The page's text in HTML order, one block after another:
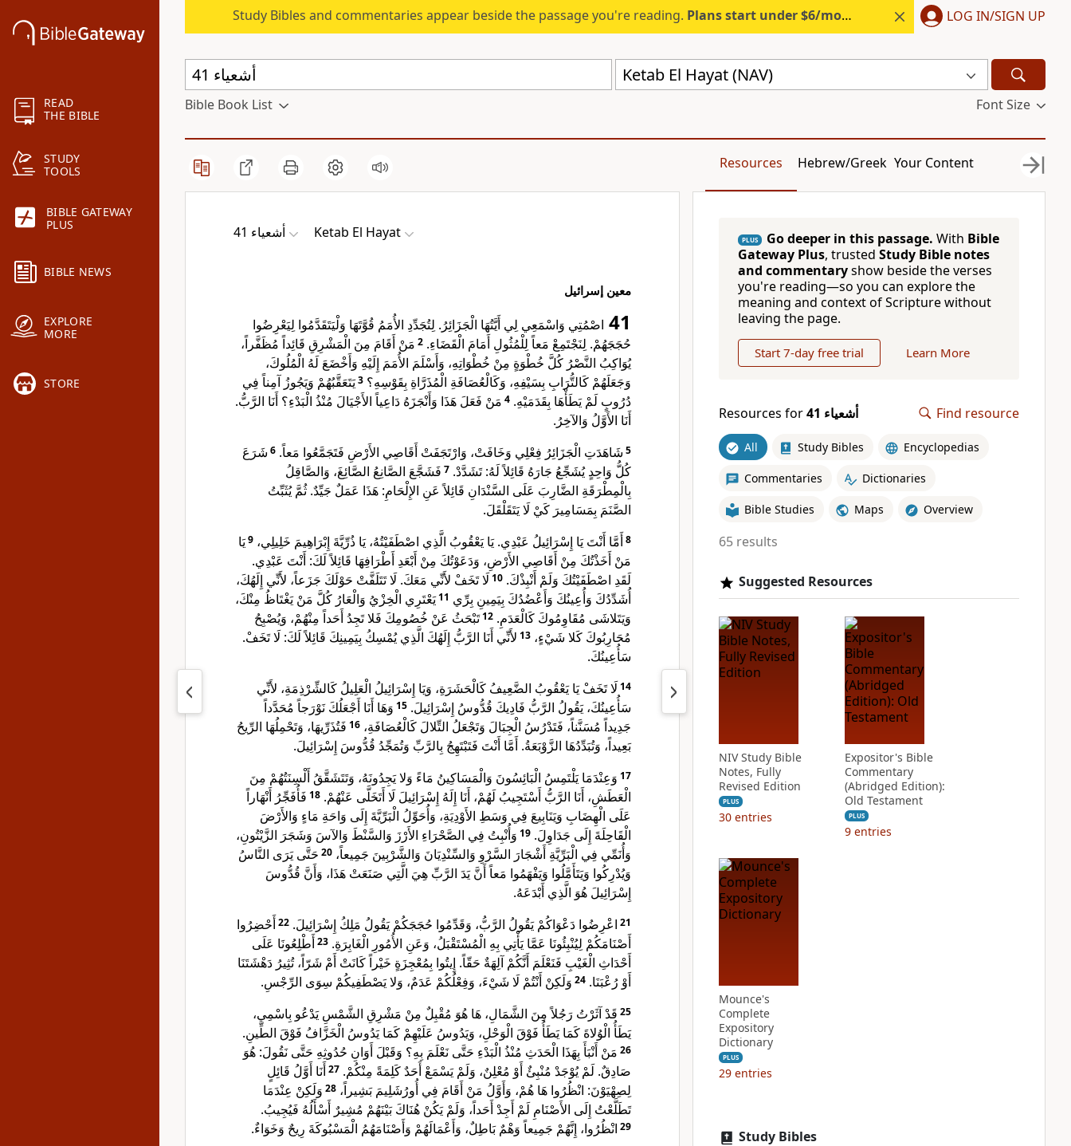
READ
THE BIBLE
STUDY
TOOLS
BIBLE GATEWAY
PLUS
BIBLE NEWS
EXPLORE
MORE
STORE
Study Bibles and commentaries appear beside the passage you're reading. Plans start under $6/month. Start free. LOG IN/SIGN UP
Ketab El Hayat (NAV)
Bible Book List Font Size
Resources Hebrew/Greek Your Content
ﺃﺷﻌﻴﺎء 41 Ketab El Hayat
معين إسرائيل
41 اصْمُتِي وَاسْمَعِي لِي أَيَّتُهَا الْجَزَائِرُ. لِتُجَدِّدِ الأُمَمُ قُوَّتَهَا وَلْيَتَقَدَّمُوا لِيَعْرِضُوا
حُجَجَهُمْ. لِنَجْتَمِعْ مَعاً لِلْمُثُولِ أَمَامَ الْقَضَاءِ.2 مَنْ أَقَامَ مِنَ الْمَشْرِقِ قَائِداً مُظَفَّراً،
يُوَاكِبُ النَّصْرُ كُلَّ خُطْوَةٍ مِنْ خُطْوَاتِهِ، وَأَسْلَمَ الأُمَمَ إِلَيْهِ وَأَخْضَعَ لَهُ الْمُلُوكَ،
وَجَعَلَهُمْ كَالتُّرَابِ بِسَيْفِهِ، وَكَالْعُصَافَةِ الْمُذَرَّاةِ بِقَوْسِهِ؟3يَتَعَقَّبُهُمْ وَيَجُوزُ آمِناً فِي
دُرُوبٍ لَمْ يَطَأْهَا بِقَدَمَيْهِ.4 مَنْ فَعَلَ هَذَا وَأَنْجَزَهُ دَاعِياً الأَجْيَالَ مُنْذُ الْبَدْءِ؟ أَنَا الرَّبُّ.
أَنَا الأَوَّلُ وَالآخِرُ.
5 شَاهَدَتِ الْجَزَائِرُ فِعْلِي وَخَافَتْ، وَارْتَجَفَتْ أَقَاصِي الأَرْضِ فَتَجَمَّعُوا مَعاً.6 شَرَعَ
كُلُّ وَاحِدٍ يُشَجِّعُ جَارَهُ قَائِلاً لَهُ: تَشَدَّدْ.7 فَشَجَّعَ الصَّانِعُ الصَّائِغَ، وَالصَّاقِلُ
بِالْمِطْرَقَةِ الضَّارِبَ عَلَى السَّنْدَانِ قَائِلاً عَنِ الإِلْحَامِ: هَذَا عَمَلٌ جَيِّدٌ. ثُمَّ يُثَبِّتُ
الصَّنَمَ بِمَسَامِيرَ كَيْ لَا يَتَقَلْقَلَ.
8أَمَّا أَنْتَ يَا إِسْرَائِيلُ عَبْدِي. يَا يَعْقُوبُ الَّذِي اصْطَفَيْتُهُ، يَا ذُرِّيَّةَ إِبْرَاهِيمَ خَلِيلِي،9يَا
مَنْ أَخَذْتُكَ مِنْ أَقَاصِي الأَرْضِ، وَدَعَوْتُكَ مِنْ أَبْعَدِ أَطْرَافِهَا قَائِلاً لَكَ: أَنْتَ عَبْدِي.
لَقَدِ اصْطَفَيْتُكَ وَلَمْ أَنْبِذْكَ.10 لَا تَخَفْ لأَنِّي مَعَكَ. لَا تَتَلَفَّتْ حَوْلَكَ جَزَعاً، لأَنِّي إِلَهُكَ،
أُشَدِّدُكَ وَأُعِينُكَ وَأَعْضُدُكَ بِيَمِينِ بِرِّي 11يَعْتَرِي الْخِزْيُ وَالْعَارُ كُلَّ مَنْ يَغْتَاظُ مِنْكَ،
وَيَتَلاشَى مُقَاوِمُوكَ كَالْعَدَمِ.12تَبْحَثُ عَنْ خُصُومِكَ فَلا تَجِدُ أَحَداً مِنْهُمْ، وَيُصْبِحُ
مُحَارِبُوكَ كَلا شَيْءٍ،13 لأَنِّي أَنَا الرَّبُّ إِلَهُكَ الَّذِي يُمْسِكُ بِيَمِينِكَ قَائِلاً لَكَ: لَا تَخَفْ.
سَأُعِينُكَ.
14 لَا تَخَفْ يَا يَعْقُوبُ الضَّعِيفُ كَالْحَشَرَةِ، وَيَا إِسْرَائِيلُ الْعَلِيلُ كَالشِّرْذِمَةِ، لأَنِّي
سَأُعِينُكَ، يَقُولُ الرَّبُّ فَادِيكَ قُدُّوسُ إِسْرَائِيلَ.15 وَهَا أَنَا أَجْعَلُكَ نَوْرَجاً مُحَدَّداً
جَدِيداً مُسَنَّناً، فَتَدْرُسُ الْجِبَالَ وَتَجْعَلُ التِّلالَ كَالْعُصَافَةِ،16 فَتُذَرِّيهَا، وَتَحْمِلُهَا الرِّيحُ
بَعِيداً، وَتُبَدِّدُهَا الزَّوْبَعَةُ. أَمَّا أَنْتَ فَتَبْتَهِجُ بِالرَّبِّ وَتُمَجِّدُ قُدُّوسَ إِسْرَائِيلَ.
17 وَعِنْدَمَا يَلْتَمِسُ الْبَائِسُونَ وَالْمَسَاكِينُ مَاءً وَلا يَجِدُونَهُ، وَتَتَشَقَّقُ أَلْسِنَتُهُمْ مِنَ
الْعَطَشِ، أَنَا الرَّبُّ أَسْتَجِيبُ لَهُمْ، أَنَا إِلَهُ إِسْرَائِيلَ لَا أَتَخَلَّى عَنْهُمْ.18 فَأُفَجِّرُ أَنْهَاراً
عَلَى الْهِضَابِ وَيَنَابِيعَ فِي وَسَطِ الأَوْدِيَةِ، وَأُحَوِّلُ الْبَرِّيَّةَ إِلَى وَاحَةِ مَاءٍ وَالأَرْضَ
الْقَاحِلَةَ إِلَى جَدَاوِلَ.19 وَأُنْبِتُ فِي الصَّحْرَاءِ الأَرْزَ وَالسَّنْطَ وَالآسَ وَشَجَرَ الزَّيْتُونِ،
وَأُنَمِّي فِي الْبَرِّيَّةِ أَشْجَارَ السَّرْوِ وَالسِّنْدِيَانَ وَالشَّرْبِينَ جَمِيعاً،20 حَتَّى يَرَى النَّاسُ
وَيُدْرِكُوا وَيَتَأَمَّلُوا وَيَفْهَمُوا مَعاً أَنَّ يَدَ الرَّبِّ هِيَ الَّتِي صَنَعَتْ هَذَا، وَأَنَّ قُدُّوسَ
إِسْرَائِيلَ هُوَ الَّذِي أَبْدَعَهُ.
21 اعْرِضُوا دَعْوَاكُمْ يَقُولُ الرَّبُّ، وَقَدِّمُوا حُجَجَكُمْ يَقُولُ مَلِكُ إِسْرَائِيلَ.22أَحْضِرُوا
أَصْنَامَكُمْ لِيُنْبِئُونَا عَمَّا يَأْتِي بِهِ الْمُسْتَقْبَلُ، وَعَنِ الأُمُورِ الْغَابِرَةِ.23أَطْلِعُونَا عَلَى
أَحْدَاثِ الْغَيْبِ فَنَعْلَمَ أَنَّكُمْ آلِهَةٌ حَقّاً. إِيتُوا بِمُعْجِزَةٍ خَيْراً كَانَتْ أَمْ شَرّاً، تُثِيرُ دَهْشَتَنَا
أَوْ رُعْبَنَا.24 وَلَكِنْ أَنْتُمْ لَا شَيْءَ، وَفِعْلُكُمْ عَدَمٌ، وَلا يَصْطَفِيكُمْ سِوَى الرِّجْسِ.
25 قَدْ آثَرْتُ رَجُلاً مِنَ الشَّمَالِ، هَا هُوَ مُقْبِلٌ مِنْ مَشْرِقِ الشَّمْسِ يَدْعُو بِاسْمِي،
يَطَأُ الْوُلاةَ كَمَا يَطَأُ فَوْقَ الْوَحْلِ، وَيَدُوسُ عَلَيْهِمْ كَمَا يَدُوسُ الْخَزَّافُ فَوْقَ الطِّينِ.
26 مَنْ أَنْبَأَ بِهَذَا الْحَدَثِ مُنْذُ الْبَدْءِ حَتَّى نَعْلَمَ بِهِ؟ وَقَبْلَ أَوَانِ حُدُوثِهِ حَتَّى نَقُولَ: هُوَ
صَادِقٌ. لَمْ يُوْجَدْ مُنْبِئٌ أَوْ مُعْلِنٌ، وَلَمْ يَسْمَعْ أَحَدٌ كَلِمَةً مِنْكُمْ.27أَنَا أَوَّلُ قَائِلٍ
لِصِهْيَوْنَ: انْظُرُوا هَا هُمْ، وَأَوَّلُ مَنْ أَقَامَ فِي أُورُشَلِيمَ بَشِيراً،28 وَلَكِنْ عِنْدَمَا
تَطَلَّعْتُ إِلَى الأَصْنَامِ لَمْ أَجِدْ أَحَداً، وَلَمْ يَكُنْ هُنَاكَ بَيْنَهُمْ مُشِيرٌ أَسْأَلُهُ فَيُجِيبُ.
29 انْظُرُوا، إِنَّهُمْ جَمِيعاً وَهْمٌ بَاطِلٌ، وَأَعْمَالَهُمْ وَأَصْنَامَهُمُ الْمَسْبُوكَةَ رِيحٌ وَخَوَاءٌ.
PLUS Go deeper in this passage. With Bible
Gateway Plus, trusted Study Bible notes
and commentaryshow beside the verses
you're reading—so you can explore the
meaning and context of Scripture without
leaving the page.
Start 7-day free trial Learn More
Resources for ﺃﺷﻌﻴﺎء 41 Find resource
All Study Bibles Encyclopedias
Commentaries Dictionaries
Bible Studies Maps Overview
65 results
Suggested Resources
NIV Study Bible
Notes, Fully
Revised Edition
PLUS
30 entries
Expositor's Bible
Commentary
(Abridged Edition):
Old Testament
PLUS
9 entries
Mounce's
Complete
Expository
Dictionary
PLUS
29 entries
Study Bibles